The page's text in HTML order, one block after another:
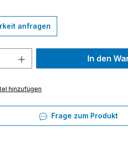
anfragen
Gib denIn den
hinzufügen
Frage zum Produkt